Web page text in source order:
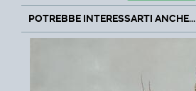
POTREBBE INTERESSARTI ANCHE...